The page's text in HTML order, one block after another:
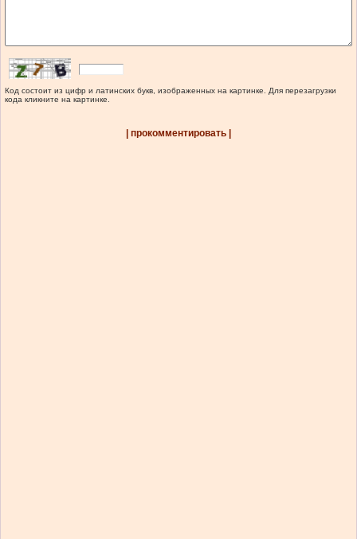
Код состоит из цифр и латинских букв, изображенных на картинке. Для перезагрузки
кода кликните на картинке.
| прокомментировать |